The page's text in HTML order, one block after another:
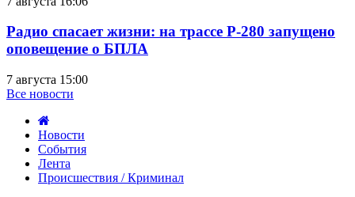
Радио спасает жизни: на трассе Р-280 запущено
оповещение о БПЛА
7 августа 15:00
Все новости
Новости
События
Лента
Происшествия / Криминал